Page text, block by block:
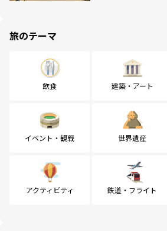
旅のテーマ
飲食 建築・アート
イベント・観戦 世界遺産
アクティビティ 鉄道・フライト